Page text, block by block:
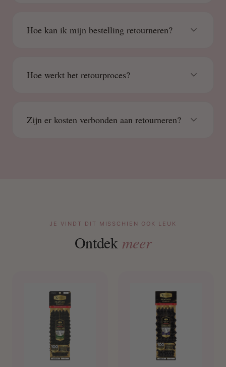
Hoe kan ik mijn bestelling retourneren?
Hoe werkt het retourproces?
Zijn er kosten verbonden aan retourneren?
JE VINDT DIT MISSCHIEN OOK LEUK
Ontdek meer